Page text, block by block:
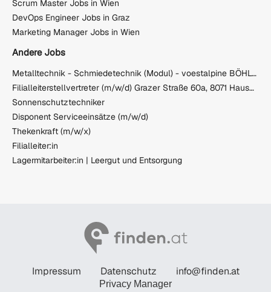
Scrum Master Jobs in Wien
DevOps Engineer Jobs in Graz
Marketing Manager Jobs in Wien
Andere Jobs
Metalltechnik - Schmiedetechnik (Modul) - voestalpine BÖHLER Aerospace GmbH & Co KG
Filialleiterstellvertreter (m/w/d) Grazer Straße 60a, 8071 Hausmannstätten
Sonnenschutztechniker
Disponent Serviceeinsätze (m/w/d)
Thekenkraft (m/w/x)
Filialleiter:in
Lagermitarbeiter:in | Leergut und Entsorgung
Impressum Datenschutz info@finden.at
Privacy Manager